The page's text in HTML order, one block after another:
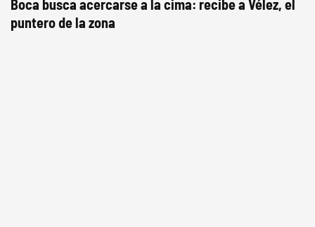
Boca busca acercarse a la cima: recibe a Vélez, el
puntero de la zona